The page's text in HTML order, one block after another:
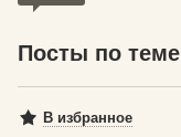
Посты по теме
В избранное